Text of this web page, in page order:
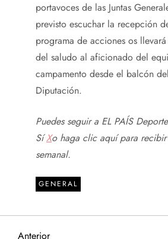
portavoces de las Juntas
previsto escuchar la recepción
programa de acciones os
del saludo al aficionado del
campamento desde el balcón
Diputación.
Puedes seguir a EL PAÍS
SíXo haga clic aquí para recibir
semanal.
GENERAL
Entrada
Anterior